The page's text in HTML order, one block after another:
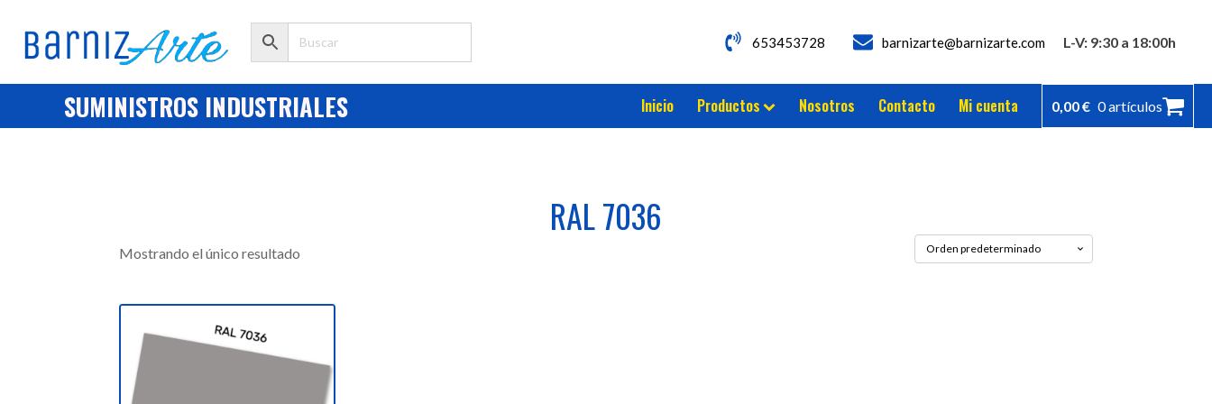
653453728 barnizarte@barnizarte.com L-V: 9:30 a 18:00h
SUMINISTROS INDUSTRIALES Inicio Productos Nosotros Contacto Mi cuenta 0,00€ 0 artículos
RAL 7036
Mostrando el único resultado
producto
tiene
múltiples